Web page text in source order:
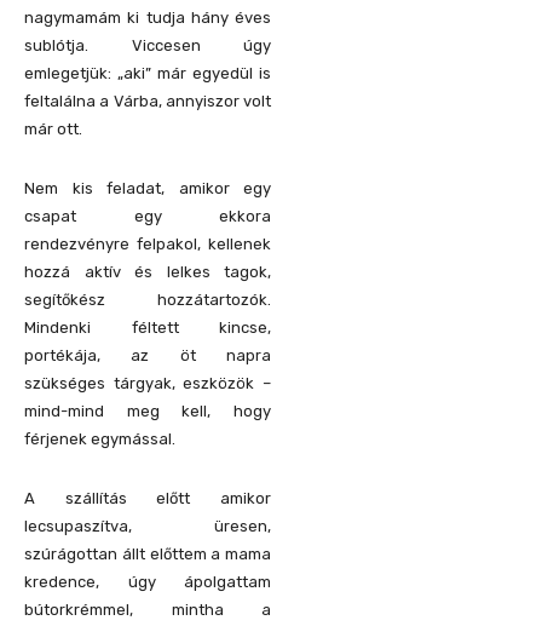
nagymamám ki tudja hány éves
sublótja. Viccesen úgy
emlegetjük: „aki” már egyedül is
feltalálna a Várba, annyiszor volt
már ott.
Nem kis feladat, amikor egy
csapat egy ekkora
rendezvényre felpakol, kellenek
hozzá aktív és lelkes tagok,
segítőkész hozzátartozók.
Mindenki féltett kincse,
portékája, az öt napra
szükséges tárgyak, eszközök –
mind-mind meg kell, hogy
férjenek egymással.
A szállítás előtt amikor
lecsupaszítva, üresen,
szúrágottan állt előttem a mama
kredence, úgy ápolgattam
bútorkrémmel, mintha a